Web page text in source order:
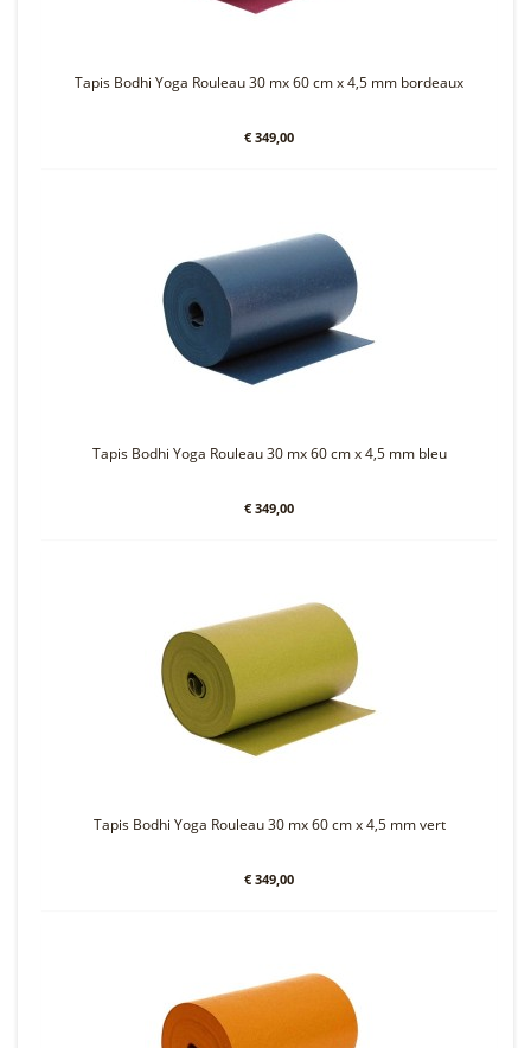
Tapis Bodhi Yoga Rouleau 30 mx 60 cm x 4,5 mm bordeaux
€ 349,00
Tapis Bodhi Yoga Rouleau 30 mx 60 cm x 4,5 mm bleu
€ 349,00
Tapis Bodhi Yoga Rouleau 30 mx 60 cm x 4,5 mm vert
€ 349,00